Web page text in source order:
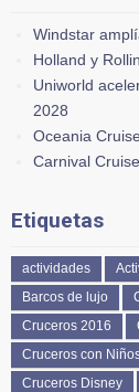
Windstar
Holland y
Uniworld
2028
Oceania
Carnival
Etiquetas
actividades
Barcos de lujo
Cruceros 2016
Cruceros con
Cruceros Disney